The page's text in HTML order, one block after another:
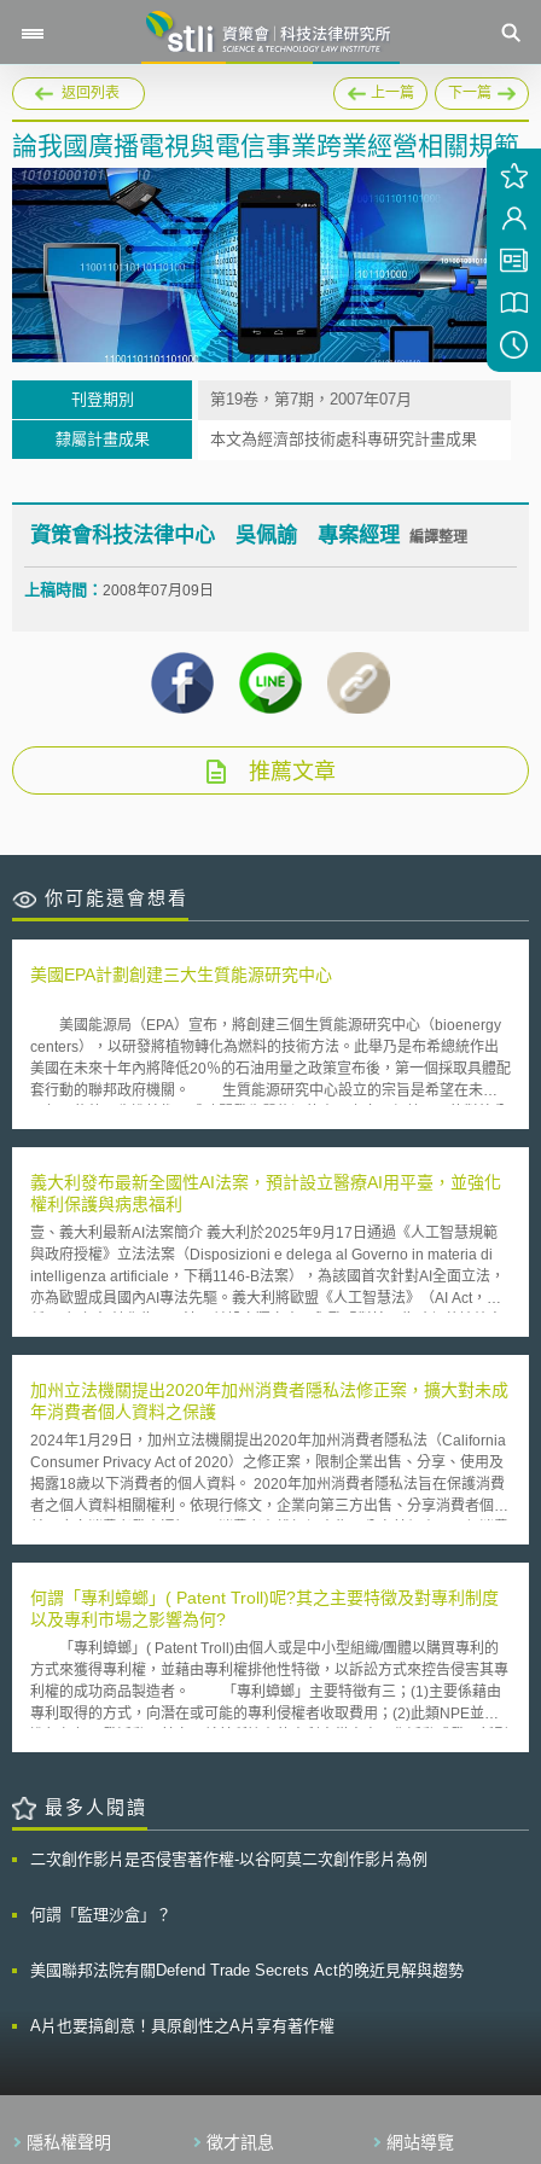
返回列表 上一篇 下一篇
論我國廣播電視與電信事業跨業經營相關規範
刊登期別 第19卷，第7期，2007年07月
隸屬計畫成果 本文為經濟部技術處科專研究計畫成果
資策會科技法律中心 吳佩諭 專案經理 編譯整理
上稿時間： 2008年07月09日
推薦文章
你可能還會想看
美國EPA計劃創建三大生質能源研究中心
美國能源局（EPA）宣布，將創建三個生質能源研究中心（bioenergy
centers），以研發將植物轉化為燃料的技術方法。此舉乃是布希總統作出
美國在未來十年內將降低20％的石油用量之政策宣布後，第一個採取具體配
套行動的聯邦政府機關。 生質能源研究中心設立的宗旨是希望在未來
告資料，三大生質能源研究中心將以公司組織的形式運作，每一個研究中心
Oak Ridge、威斯康辛州的Madison以及加州Berkeley附近，這些區域原本
就是重要的研究重鎮，匯聚許多的大學、國家實驗室以及私人企業，形成產
運作。 EPA希望藉由研究中心的聚落效應，集中資源協助這些研究中心
從自然界中破壞木質素（lignin）的微生物出發，找出植物的確切細胞膜質
（cellulose）之所在。細胞膜質或稱纖維素，是轉化成為乙醇、液態燃料等
能源的重要來源物質，因此這些生物運轉機制的瞭解與掌握，乃是開發生物
戰，影響作物市場價格，研究中心也將致力於尋找可以製造較易處理的木質
素的新作物種類。
義大利發布最新全國性AI法案，預計設立醫療AI用平臺，並強化
權利保護與病患福利
壹、義大利最新AI法案簡介 義大利於2025年9月17日通過《人工智慧規範
與政府授權》立法法案（Disposizioni e delega al Governo in materia di
intelligenza artificiale，下稱1146‑B法案），為該國首次針對AI全面立法，
亦為歐盟成員國內AI專法先驅。義大利將歐盟《人工智慧法》（AI Act，下
並兼顧國家安全與資料治理，本法採「雙主管機關制」，由隸屬於總理府
Digitale，AgID）及國家網路安全局（Agenzia per la Cybersicurezza
Nazionale，ACN）共同執行。AgID 負責AI技術標準、互通性與公共行政
案已由參議院（Senato della Repubblica）審議並表決通過，2025年9月
25日已載於義大利《官方公報》（Gazzetta Ufficiale），再經過15天緩衝
期後，預計於2025年10月10日正式生效。然截至2025年10月27日為止，
未有官方宣布該法案正式生效之證明，故法案是否依該版本內容正式施行仍
務取得 1146‑B法案第10條規定，將由義大利衛生服務局（Agenzia
nazionale per i servizi sanitari regionali，AGENAS）主導設立該國家醫療
AI應用平臺。該平臺定位為全國級資料治理與AI導入審查機制工具，主要功
能為對醫療專業人員提供照護病患與臨床實踐時無法律約束力之建議，並對
病患提供接觸社區醫療中心AI服務之管道與機會。該平臺僅得依「資料最小
化原則」（dati strettamente necessary）蒐集以上醫療服務所需之必要資
料，經向衛生部（Ministero della salute）、資料保護局（Garante per la
protezione dei dati personali）及CAN徵詢意見後，由 AGENAS 負責資料
料法規》（General Data Protection Regulation，GDPR）之風險控管與敏
感健康資料處理細則。 在確保資料安全合規後，法案強調對醫療保健之服
到社區醫療中心所提供之各類AI健康醫療服務，如診斷輔助、數位健康檔案
AI之限制與目標 法案第7條第5項規定AI僅能作為醫療決策輔助工具提供無
拘束力之建議，重申前述醫療平臺相關規定；AI亦不得根據歧視性標準選擇
informato），即有權知悉診療過程中是否使用有使用AI、使用方式（如僅為
紀錄等，要求醫用AI系統須持續監測、定期驗證與更新，以降低錯誤風險，
維護病人健康安全，亦明文強調醫療AI之使用應以改善身心障礙者生活為目
醫療AI普及，符合資料最小化與 GDPR 規範，展現義大利在醫療 AI 上兼顧
加州立法機關提出2020年加州消費者隱私法修正案，擴大對未成
年消費者個人資料之保護
2024年1月29日，加州立法機關提出2020年加州消費者隱私法（California
Consumer Privacy Act of 2020）之修正案，限制企業出售、分享、使用及
揭露18歲以下消費者的個人資料。 2020年加州消費者隱私法旨在保護消費
者之個人資料相關權利。依現行條文，企業向第三方出售、分享消費者個資
者曾經同意，亦有權隨時要求企業停止出售、分享行為。現行條文尚禁止企
歲消費者本人授權，或未滿13歲消費者父母授權，企業方可為之。 然該法
修正案調整了前述條文，改為禁止企業在明知消費者未滿18歲的情況下，出
13歲以下消費者父母之授權。 加州消費者隱私法修正案亦針對未成年人個
資的使用與揭露增設限制。依現行條文，消費者有權限制企業只能在提供商
品、服務的必要範圍內使用其敏感個資。若企業欲對敏感個資為原定目的外
之使用或揭露、或敏感個資可能被用於或揭露予第三方，企業應向消費者發
父母同意企業為之。 若修正案通過，再配合現行條文於行政執行
（Administrative Enforcement）章節之處罰規定，將能有效擴大該法對未
成年人的保護。該修正案亦以條文要求加州隱私保護局（California Privacy
何謂「專利蟑螂」( Patent Troll)呢?其之主要特徵及對專利制度
以及專利市場之影響為何?
「專利蟑螂」( Patent Troll)由個人或是中小型組織/團體以購買專利的
方式來獲得專利權，並藉由專利權排他性特徵，以訴訟方式來控告侵害其專
利權的成功商品製造者。 「專利蟑螂」主要特徵有三；(1)主要係藉由
專利取得的方式，向潛在或可能的專利侵權者收取費用；(2)此類NPE並不
技術；(30此類NPE投機性地等待商品製造者在投入不可回復之鉅額投資
利制度以及專利市場之影響，會以Patent Troll之行為模式作為觀察起點，例
如，有論者認為專利蟑螂所從事購買與再行出售專利的行為，可以增進專利
產生的財務收益外，其亦發揮了同於仲介者（dealers）或是市場創造者
為已經帶來經濟上的危害（economic harm），因其慣於同時向不同公司索
度的專利授權金，以免除陷入不確定專利訴訟的泥皁。同時，專利蟑螂亦傾
表、宣傳費用的投入等，再對其提出專利侵權訴訟，使其被迫必須遵循專利
蟑螂的要求來擺脫可能陷入專利侵權訴訟的羈絆。
最多人閱讀
二次創作影片是否侵害著作權-以谷阿莫二次創作影片為例
何謂「監理沙盒」？
美國聯邦法院有關Defend Trade Secrets Act的晚近見解與趨勢
A片也要搞創意！具原創性之A片享有著作權
隱私權聲明 徵才訊息 網站導覽